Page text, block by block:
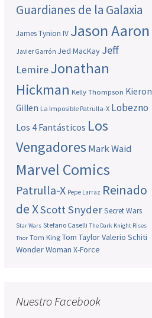
Guardianes de la Galaxia
James Tynion IV Jason Aaron
Javier Garrón Jed MacKay Jeff
LemireJonathan
Hickman Kelly Thompson Kieron
Gillen La Imposible Patrulla-X Lobezno
Los 4 Fantásticos Los
Vengadores Mark Waid
Marvel Comics
Patrulla-X Pepe Larraz Reinado
de XScott SnyderSecret Wars
Star Wars Stefano Caselli The Dark Knight Rises
Thor Tom King Tom TaylorValerio Schiti
Wonder Woman X-Force
Nuestro Facebook